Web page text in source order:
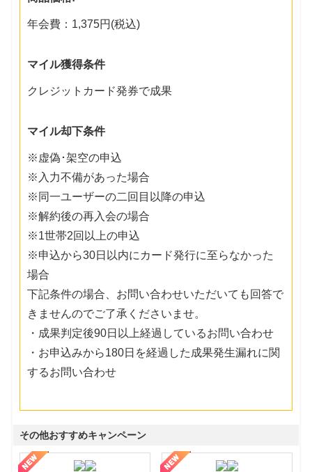
年会費：1,375円(税込)
マイル獲得条件
クレジットカード発券で成果
マイル却下条件
※虚偽･架空の申込
※入力不備があった場合
※同一ユーザーの二回目以降の申込
※解約後の再入会の場合
※1世帯2回以上の申込
※申込から30日以内にカード発行に至らなかった
場合
下記条件の場合、お問い合わせいただいても回答で
きませんのでご了承くださいませ。
・成果判定後90日以上経過しているお問い合わせ
・お申込みから180日を経過した成果発生漏れに関
するお問い合わせ
その他おすすめキャンペーン